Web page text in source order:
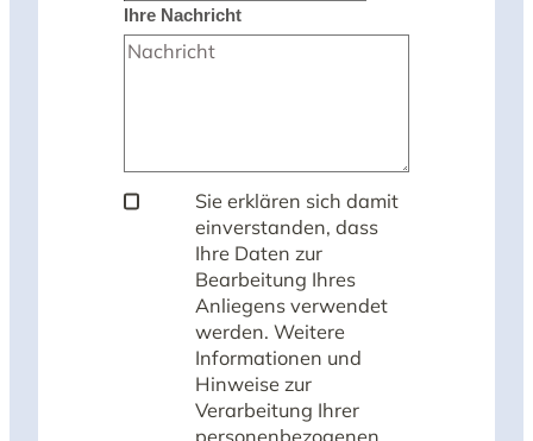
Ihre Nachricht
Sie erklären sich damit
einverstanden, dass
Ihre Daten zur
Bearbeitung Ihres
Anliegens verwendet
werden. Weitere
Informationen und
Hinweise zur
Verarbeitung Ihrer